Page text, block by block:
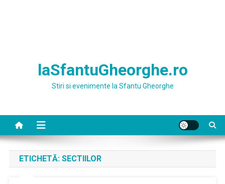
laSfantuGheorghe.ro
Stiri si evenimente la Sfantu Gheorghe
ETICHETĂ: SECTIILOR